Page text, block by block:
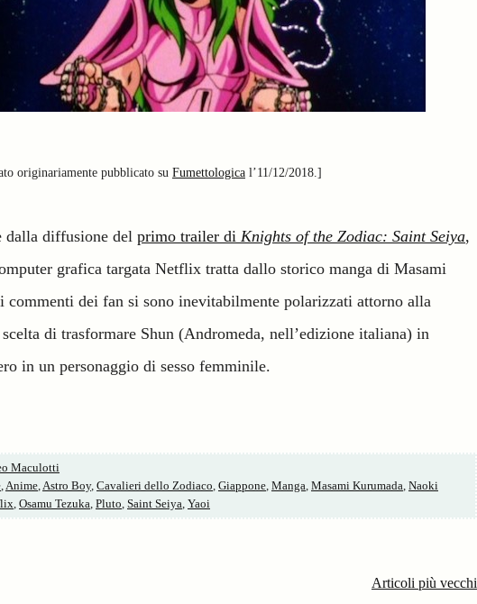
originariamente pubblicato su Fumettologica l’11/12/2018.]
dalla diffusione del primo trailer di Knights of the Zodiac: Saint Seiya,
grafica targata Netflix tratta dallo storico manga di Masami
commenti dei fan si sono inevitabilmente polarizzati attorno alla
di trasformare Shun (Andromeda, nell’edizione italiana) in
in un personaggio di sesso femminile.
Maculotti
,Anime,Astro Boy, Cavalieri dello Zodiaco, Giappone, Manga, Masami Kurumada, Naoki
, Osamu Tezuka, Pluto, Saint Seiya, Yaoi
Articoli più vecchi